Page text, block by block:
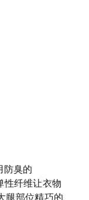
防臭的
纤维让衣物
腿部位精巧的